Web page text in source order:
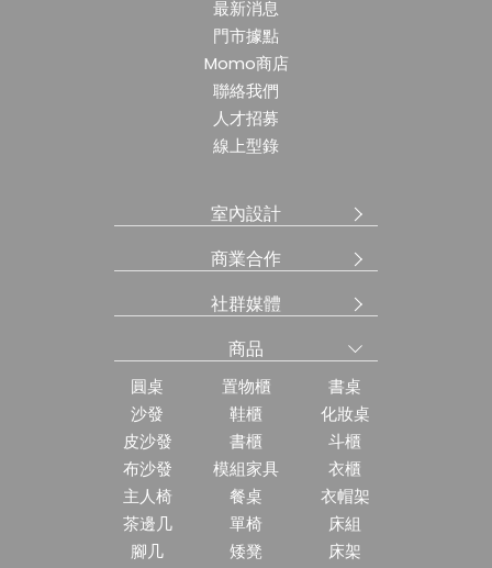
最新消息
門市據點
Momo商店
聯絡我們
人才招募
線上型錄
室內設計
商業合作
社群媒體
商品
圓桌
沙發
皮沙發
布沙發
主人椅
茶邊几
腳几
置物櫃
鞋櫃
書櫃
模組家具
餐桌
單椅
矮凳
書桌
化妝桌
斗櫃
衣櫃
衣帽架
床組
床架